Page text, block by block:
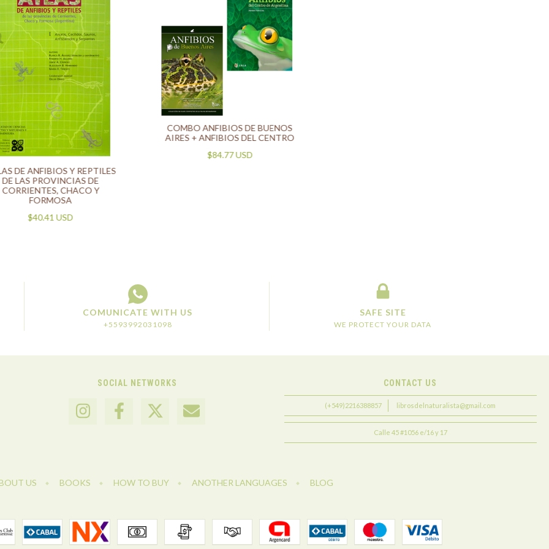
DE ANFIBIOS Y REPTILES
DE LAS PROVINCIAS DE
CORRIENTES, CHACO Y
FORMOSA
$40.41 USD
COMBO ANFIBIOS DE BUENOS
AIRES + ANFIBIOS DEL CENTRO
$84.77 USD
COMUNICATE WITH US
+5593992031098
SAFE SITE
WE PROTECT YOUR DATA
SOCIAL NETWORKS CONTACT US
(+549)2216388857 librosdelnaturalista@gmail.com
Calle 45 #1056 e/16 y 17
US BOOKS HOW TO BUY ANOTHER LANGUAGES BLOG